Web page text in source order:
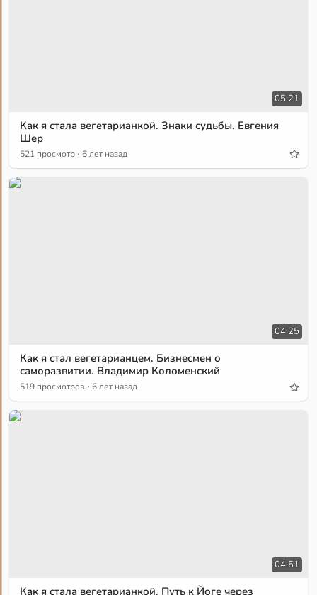
05:21
Как я стала вегетарианкой. Знаки судьбы. Евгения
Шер
521 просмотр · 6 лет назад
04:25
Как я стал вегетарианцем. Бизнесмен о
саморазвитии. Владимир Коломенский
519 просмотров · 6 лет назад
04:51
Как я стала вегетарианкой. Путь к Йоге через